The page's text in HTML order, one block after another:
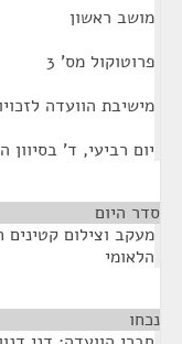
מושב ראשון
פרוטוקול מס' 3
מישיבת הוועדה
יום רביעי, ד' בסיוון התשס"ט (27
סדר היום
מעקב וצילום
הלאומי
נכחו